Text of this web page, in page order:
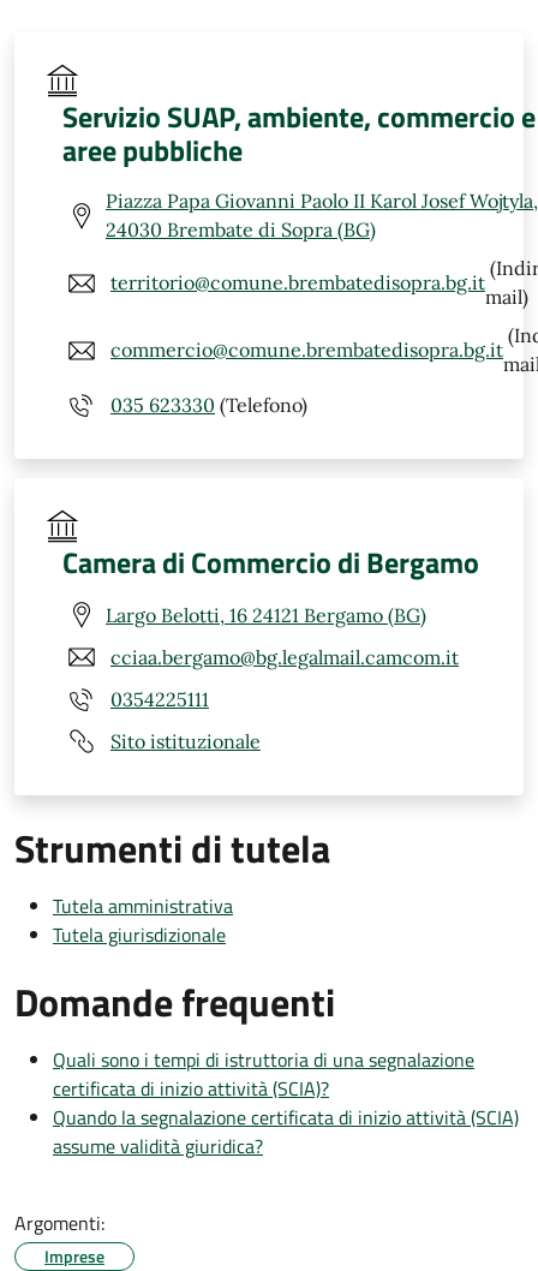
Servizio SUAP, ambiente, commercio e
aree pubbliche
Piazza Papa Giovanni Paolo II Karol Josef
24030 Brembate di Sopra (BG)
territorio@comune.brembatedisopra.bg.it
mail)
commercio@comune.brembatedisopra.bg.it
035 623330 (Telefono)
Camera di Commercio di Bergamo
Largo Belotti, 16 24121 Bergamo (BG)
cciaa.bergamo@bg.legalmail.camcom.it
0354225111
Sito istituzionale
Strumenti di tutela
Tutela amministrativa
Tutela giurisdizionale
Domande frequenti
Quali sono i tempi di istruttoria di una segnalazione
certificata di inizio attività (SCIA)?
Quando la segnalazione certificata di inizio attività (SCIA)
assume validità giuridica?
Argomenti:
Imprese